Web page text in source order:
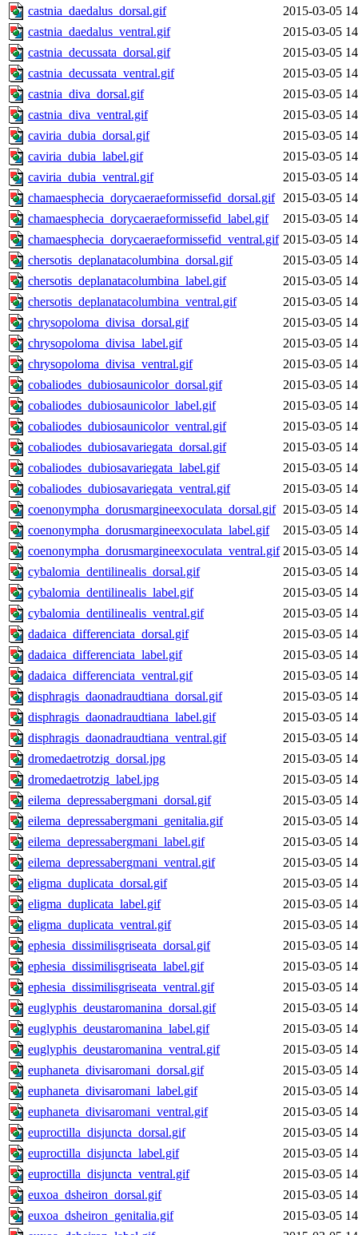
castnia_daedalus_dorsal.gif
2015-03-05
castnia_daedalus_ventral.gif
2015-03-05
castnia_decussata_dorsal.gif
2015-03-05
castnia_decussata_ventral.gif
2015-03-05
castnia_diva_dorsal.gif
2015-03-05
castnia_diva_ventral.gif
2015-03-05
caviria_dubia_dorsal.gif
2015-03-05
caviria_dubia_label.gif
2015-03-05
caviria_dubia_ventral.gif
2015-03-05
chamaesphecia_dorycaeraeformissefid_dorsal.gif 2015-03-05
chamaesphecia_dorycaeraeformissefid_label.gif
2015-03-05
chamaesphecia_dorycaeraeformissefid_ventral.gif 2015-03-05
chersotis_deplanatacolumbina_dorsal.gif
2015-03-05
chersotis_deplanatacolumbina_label.gif
2015-03-05
chersotis_deplanatacolumbina_ventral.gif
2015-03-05
chrysopoloma_divisa_dorsal.gif
2015-03-05
chrysopoloma_divisa_label.gif
2015-03-05
chrysopoloma_divisa_ventral.gif
2015-03-05
cobaliodes_dubiosaunicolor_dorsal.gif
2015-03-05
cobaliodes_dubiosaunicolor_label.gif
2015-03-05
cobaliodes_dubiosaunicolor_ventral.gif
2015-03-05
cobaliodes_dubiosavariegata_dorsal.gif
2015-03-05
cobaliodes_dubiosavariegata_label.gif
2015-03-05
cobaliodes_dubiosavariegata_ventral.gif
2015-03-05
coenonympha_dorusmargineexoculata_dorsal.gif 2015-03-05
coenonympha_dorusmargineexoculata_label.gif
2015-03-05
coenonympha_dorusmargineexoculata_ventral.gif 2015-03-05
cybalomia_dentilinealis_dorsal.gif
2015-03-05
cybalomia_dentilinealis_label.gif
2015-03-05
cybalomia_dentilinealis_ventral.gif
2015-03-05
dadaica_differenciata_dorsal.gif
2015-03-05
dadaica_differenciata_label.gif
2015-03-05
dadaica_differenciata_ventral.gif
2015-03-05
disphragis_daonadraudtiana_dorsal.gif
2015-03-05
disphragis_daonadraudtiana_label.gif
2015-03-05
disphragis_daonadraudtiana_ventral.gif
2015-03-05
dromedaetrotzig_dorsal.jpg
2015-03-05
dromedaetrotzig_label.jpg
2015-03-05
eilema_depressabergmani_dorsal.gif
2015-03-05
eilema_depressabergmani_genitalia.gif
2015-03-05
eilema_depressabergmani_label.gif
2015-03-05
eilema_depressabergmani_ventral.gif
2015-03-05
eligma_duplicata_dorsal.gif
2015-03-05
eligma_duplicata_label.gif
2015-03-05
eligma_duplicata_ventral.gif
2015-03-05
ephesia_dissimilisgriseata_dorsal.gif
2015-03-05
ephesia_dissimilisgriseata_label.gif
2015-03-05
ephesia_dissimilisgriseata_ventral.gif
2015-03-05
euglyphis_deustaromanina_dorsal.gif
2015-03-05
euglyphis_deustaromanina_label.gif
2015-03-05
euglyphis_deustaromanina_ventral.gif
2015-03-05
euphaneta_divisaromani_dorsal.gif
2015-03-05
euphaneta_divisaromani_label.gif
2015-03-05
euphaneta_divisaromani_ventral.gif
2015-03-05
euproctilla_disjuncta_dorsal.gif
2015-03-05
euproctilla_disjuncta_label.gif
2015-03-05
euproctilla_disjuncta_ventral.gif
2015-03-05
euxoa_dsheiron_dorsal.gif
2015-03-05
euxoa_dsheiron_genitalia.gif
2015-03-05